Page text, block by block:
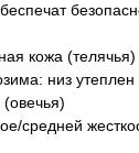
кожа (телячья)
низ
средней